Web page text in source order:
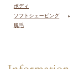
ボディ
ソフトシェービング
脱毛